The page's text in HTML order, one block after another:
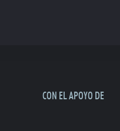
CON EL APOYO DE